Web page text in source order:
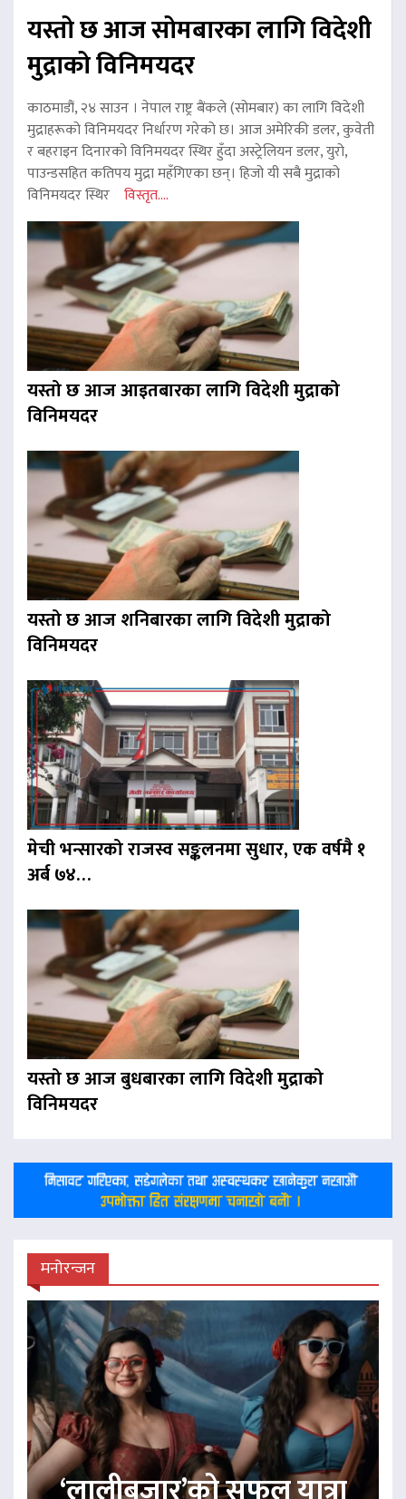
यस्तो छ आज सोमबारका लागि विदेशी
मुद्राको विनिमयदर
काठमाडौं, २४ साउन । नेपाल राष्ट्र बैंकले (सोमबार) का लागि विदेशी
मुद्राहरूको विनिमयदर निर्धारण गरेको छ। आज अमेरिकी डलर, कुवेती
र बहराइन दिनारको विनिमयदर स्थिर हुँदा अस्ट्रेलियन डलर, युरो,
पाउन्डसहित कतिपय मुद्रा महँगिएका छन्। हिजो यी सबै मुद्राको
विनिमयदर स्थिर विस्तृत....
यस्तो छ आज आइतबारका लागि विदेशी मुद्राको
विनिमयदर
यस्तो छ आज शनिबारका लागि विदेशी मुद्राको
विनिमयदर
मेची भन्सारको राजस्व सङ्कलनमा सुधार, एक वर्षमै १
अर्ब ७४…
यस्तो छ आज बुधबारका लागि विदेशी मुद्राको
विनिमयदर
मनोरन्जन